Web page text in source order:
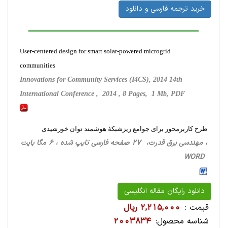
خرید ترجمه فارسی و دانلود
User-centered design for smart solar-powered microgrid
communities
Innovations for Community Services (I4CS), 2014 14th
International Conference , 2014 , 8 Pages, 1 Mb, PDF
طرح کاربرمحور برای جوامع ریزشبکۀ هوشمند توان خورشیدی
، مهندسی برق قدرت، 27 صفحه فارسی تایپ شده ، 6 مگا بایت
WORD
دانلود رایگان مقاله انگلیسی
قیمت : 2,215,000 ریال
شناسه محصول: 2003834